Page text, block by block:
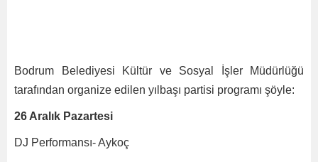
Bodrum Belediyesi Kültür ve Sosyal İşler Müdürlüğü
tarafından organize edilen yılbaşı partisi programı şöyle:
26 Aralık Pazartesi
DJ Performansı- Aykoç